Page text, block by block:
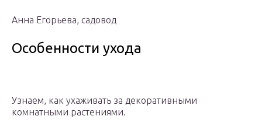
Анна Егорьева, садовод
Особенности ухода
Узнаем, как ухаживать за декоративными
комнатными растениями.